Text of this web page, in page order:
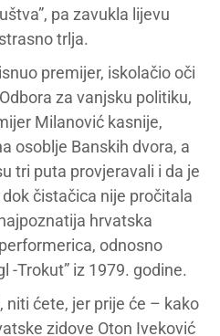
pa zavukla lijevu
trlja.
premijer, iskolačio oči
za vanjsku politiku,
Milanović kasnije,
osoblje Banskih dvora, a
tri puta provjeravali i da je
čistačica nije pročitala
hrvatska
odnosno
-Trokut” iz 1979. godine.
niti ćete, jer prije će – kako
zidove Oton Iveković